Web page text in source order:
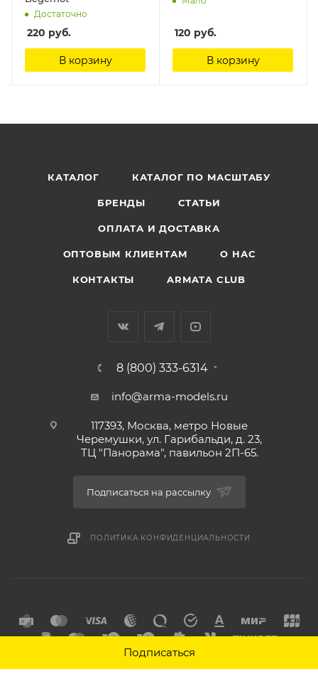
Подписаться
Достаточно
220 руб.
В корзину
120 руб.
В корзину
КАТАЛОГ КАТАЛОГ ПО МАСШТАБУ
БРЕНДЫ СТАТЬИ
ОПЛАТА И ДОСТАВКА
ОПТОВЫМ КЛИЕНТАМ О НАС
КОНТАКТЫ ARMATA CLUB
8 (800) 333-6314
info@arma-models.ru
117393, Москва, метро Новые
Черемушки, ул. Гарибальди, д. 23,
ТЦ "Панорама", павильон 2П-65.
Подписаться на рассылку
ПОЛИТИКА КОНФИДЕНЦИАЛЬНОСТИ
2026 © Интернет-магазин товаров для хобби Арма